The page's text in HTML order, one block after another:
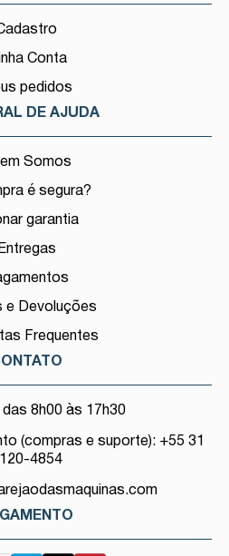
Conta
pedidos
DE AJUDA
Somos
é segura?
garantia
Entregas
e Devoluções
Frequentes
8h00 às 17h30
(compras e suporte): +55 31
4854